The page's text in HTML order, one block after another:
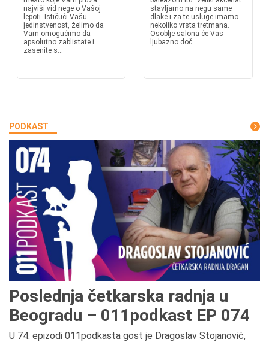
najviši vid nege o Vašoj
lepoti. Ističući Vašu
jedinstvenost, želimo da
Vam omogućimo da
apsolutno zablistate i
zasenite s...
stavljamo na negu same
dlake i za te usluge imamo
nekoliko vrsta tretmana.
Osoblje salona će Vas
ljubazno doč...
PODKAST
Poslednja četkarska radnja u
Beogradu – 011podkast EP 074
U 74. epizodi 011podkasta gost je Dragoslav Stojanović,